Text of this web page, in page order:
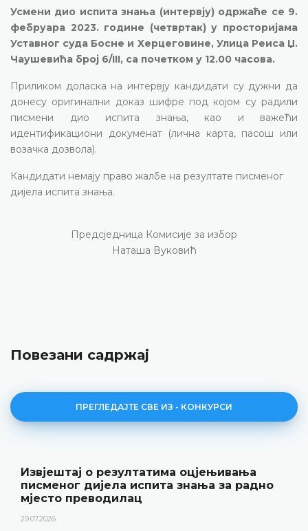
Усмени дио испита знања (интервју) одржаће се 9.
фебруара 2023. године (четвртак) у просторијама
Уставног суда Босне и Херцеговине, Улица Pеиса Џ.
Чаушевића број 6/III, са почетком у 12.00 часова.
Приликом доласка на интервју кандидати су дужни да
донесу оригинални доказ шифре под којом су радили
писмени дио испита знања, као и важећи
идентификациони докуменат (лична карта, пасош или
возачка дозвола).
Кандидати немају право жалбе на резултате писменог
дијела испита знања.
Предсједница Комисије за избор
Наташа Вуковић
Повезани садржај
ПРЕГЛЕДАЈТЕ СВЕ ИЗ - КОНКУРСИ
Извјештај о резултатима оцјењивања
писменог дијела испита знања за радно
мјесто преводилац
29.07.2026.